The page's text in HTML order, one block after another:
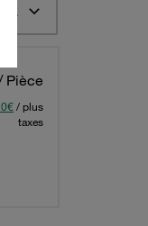
Trier dans l'ordre croissant selon le code de commande STAUFF
Pièce
/ plus
taxes